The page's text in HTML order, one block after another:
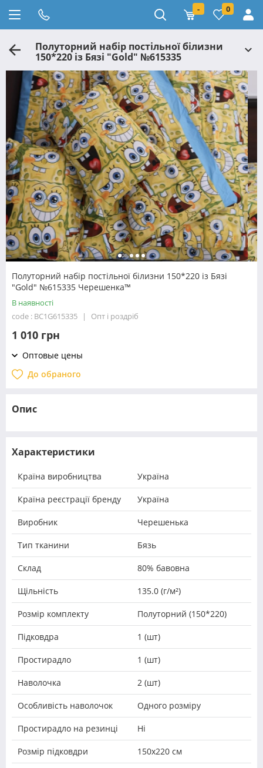
- 0
Полуторний набір постільної білизни
150*220 із Бязі "Gold" №615335
Черешенка™
Полуторний набір постільної білизни 150*220 із Бязі
"Gold" №615335 Черешенка™
В наявності
code : BC1G615335
Опт і роздріб
1 010 грн
Оптовые цены
До обраного
Опис
Характеристики
Країна виробництва Україна
Країна реєстрації бренду Україна
Виробник Черешенька
Тип тканини Бязь
Склад 80% бавовна
Щільність 135.0 (г/м²)
Розмір комплекту Полуторний (150*220)
Підковдра 1 (шт)
Простирадло 1 (шт)
Наволочка 2 (шт)
Особливість наволочок Одного розміру
Простирадло на резинці Ні
Розмір підковдри 150х220 см